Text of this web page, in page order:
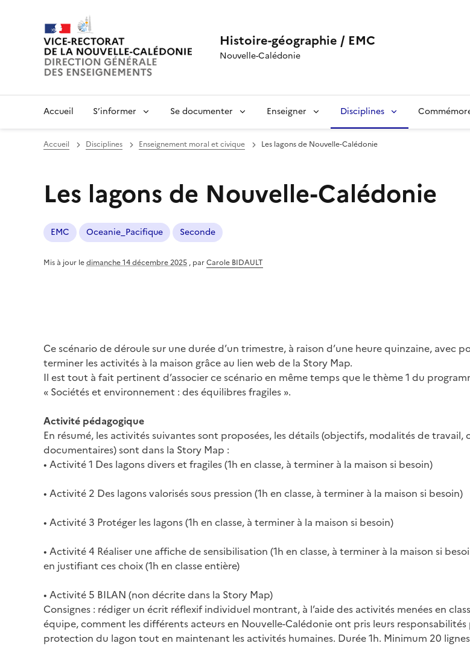
Histoire-géographie / EMC
Nouvelle-Calédonie
Accueil S’informer Se documenter Enseigner Disciplines
Accueil Disciplines Enseignement moral et civique Les lagons de Nouvelle-Calédonie
Les lagons de Nouvelle-Calédonie
EMC Oceanie_Pacifique Seconde
Mis à jour ledimanche 14 décembre 2025 , parCarole BIDAULT
Ce scénario de déroule sur une durée d’un trimestre, à raison d’une heure quinzaine, avec
terminer les activités à la maison grâce au lien web de la Story Map.
Il est tout à fait pertinent d’associer ce scénario en même temps que le thème 1 du
« Sociétés et environnement : des équilibres fragiles ».
Activité pédagogique
En résumé, les activités suivantes sont proposées, les détails (objectifs, modalités de travail,
documentaires) sont dans la Story Map :
• Activité 1 Des lagons divers et fragiles (1h en classe, à terminer à la maison si besoin)
• Activité 2 Des lagons valorisés sous pression (1h en classe, à terminer à la maison si besoin)
• Activité 3 Protéger les lagons (1h en classe, à terminer à la maison si besoin)
• Activité 4 Réaliser une affiche de sensibilisation (1h en classe, à terminer à la maison si
en justifiant ces choix (1h en classe entière)
• Activité 5 BILAN (non décrite dans la Story Map)
Consignes : rédiger un écrit réflexif individuel montrant, à l’aide des activités menées en
équipe, comment les différents acteurs en Nouvelle-Calédonie ont pris leurs
protection du lagon tout en maintenant les activités humaines. Durée 1h. Minimum 20